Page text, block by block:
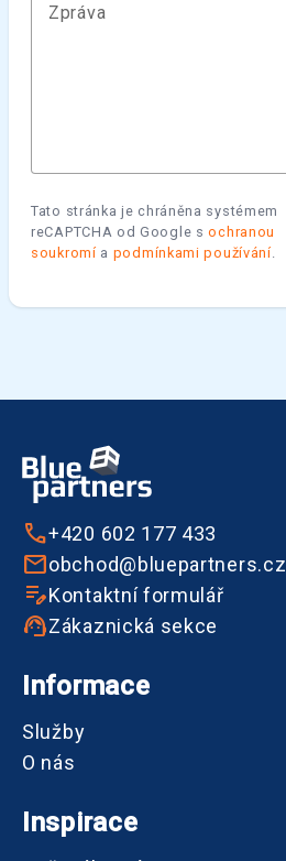
Zpráva
Tato stránka je chráněna systémem
reCAPTCHA od Google sochranou
soukromí a podmínkami používání.
+420 602 177 433
obchod@bluepartners.cz
Kontaktní formulář
Zákaznická sekce
Informace
Služby
O nás
Inspirace